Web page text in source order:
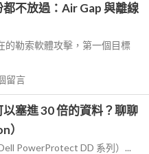
不放過：Air Gap 與離線
的勒索軟體攻擊，第一個目標
留言
塞進 30 倍的資料？聊聊
）
PowerProtect DD 系列）...